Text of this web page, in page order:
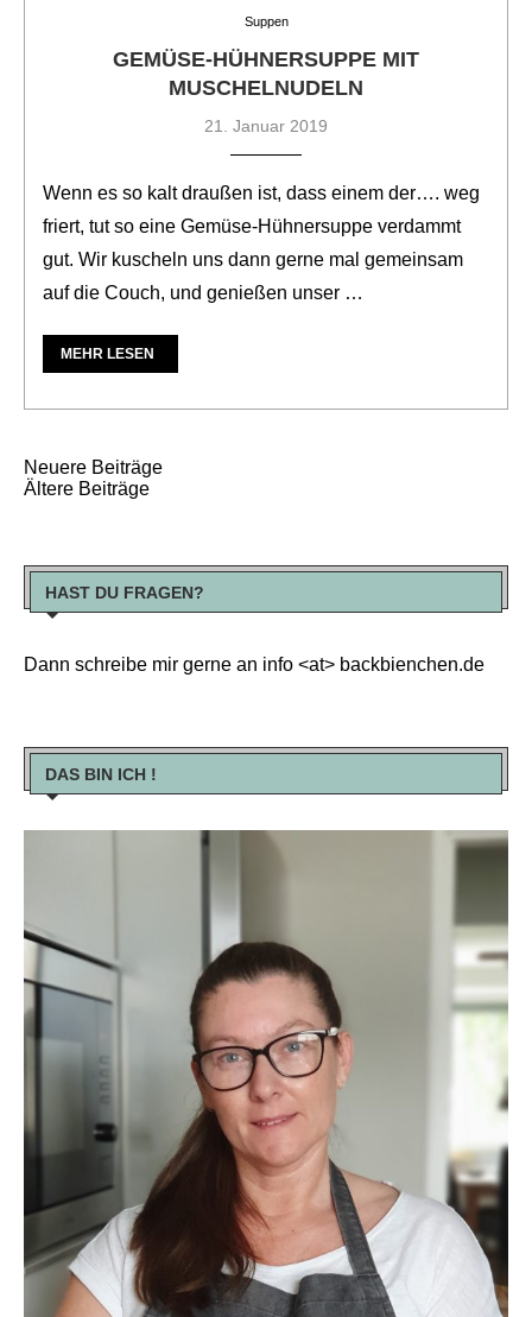
Suppen
GEMÜSE-HÜHNERSUPPE MIT
MUSCHELNUDELN
21. Januar 2019
Wenn es so kalt draußen ist, dass einem der…. weg
friert, tut so eine Gemüse-Hühnersuppe verdammt
gut. Wir kuscheln uns dann gerne mal gemeinsam
auf die Couch, und genießen unser …
MEHR LESEN
Neuere Beiträge
Ältere Beiträge
HAST DU FRAGEN?
Dann schreibe mir gerne an info <at> backbienchen.de
DAS BIN ICH !